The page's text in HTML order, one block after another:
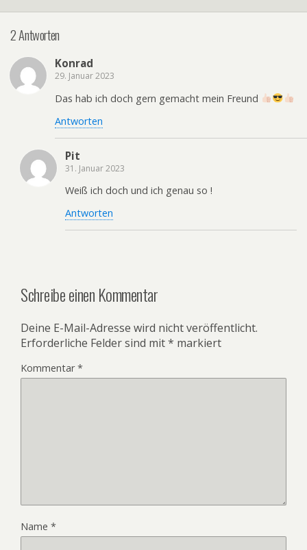
2 Antworten
Konrad
29. Januar 2023
Das hab ich doch gern gemacht mein Freund
Antworten
Pit
31. Januar 2023
Weiß ich doch und ich genau so !
Antworten
Schreibe einen Kommentar
Deine E-Mail-Adresse wird nicht veröffentlicht.
Erforderliche Felder sind mit* markiert
Kommentar*
Name *